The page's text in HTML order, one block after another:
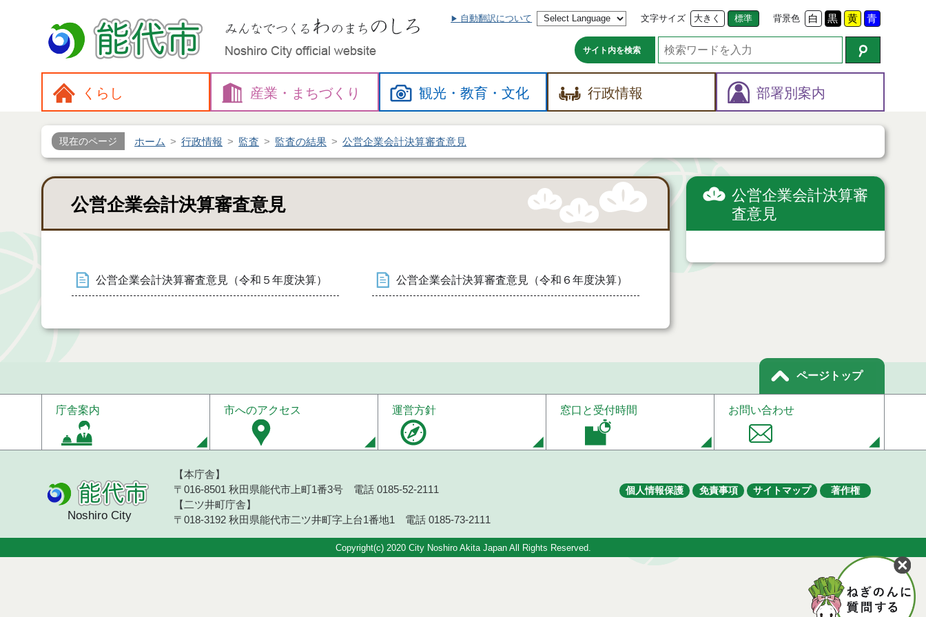
自動翻訳について 文字サイズ 大きく 標準 背景色 白 黒 黄 青
サイト内を検索
くらし 産業・ まちづくり 観光・教育・文化 行政情報 部署別案内
現在のページ ホーム 行政情報 監査 監査の結果 公営企業会計決算審査意見
公営企業会計決算審査意見
公営企業会計決算審査意見（令和５年度決算） 公営企業会計決算審査意見（令和６年度決算）
公営企業会計決算審
査意見
ページトップ
庁舎案内 市へのアクセス 運営方針 窓口と受付時間 お問い合わせ
個人情報保護 免責事項 サイトマップ 著作権
Noshiro City
【本庁舎】
〒016-8501 秋田県能代市上町1番3号 電話 0185-52-2111
【二ツ井町庁舎】
〒018-3192 秋田県能代市二ツ井町字上台1番地1 電話 0185-73-2111
Copyright(c) 2020 City Noshiro Akita Japan All Rights Reserved.